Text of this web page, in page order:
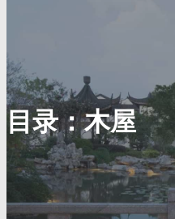
目录：木屋